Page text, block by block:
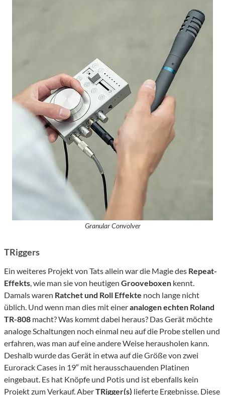
Granular Convolver
TRiggers
Ein weiteres Projekt von Tats allein war die Magie des Repeat-
Effekts, wie man sie von heutigen Grooveboxen kennt.
Damals waren Ratchet und Roll Effekte noch lange nicht
üblich. Und wenn man dies mit eineranalogen echten Roland
TR-808 macht? Was kommt dabei heraus? Das Gerät möchte
analoge Schaltungen noch einmal neu auf die Probe stellen und
erfahren, was man auf eine andere Weise herausholen kann.
Deshalb wurde das Gerät in etwa auf die Größe von zwei
Eurorack Cases in 19″ mit herausschauenden Platinen
eingebaut. Es hat Knöpfe und Potis und ist ebenfalls kein
Projekt zum Verkauf. AberTRigger(s) lieferte Ergebnisse. Diese